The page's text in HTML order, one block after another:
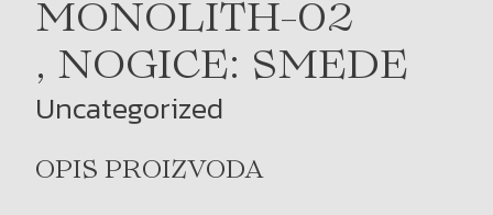
MONOLITH-02
, NOGICE: SMEDE
Uncategorized
OPIS PROIZVODA